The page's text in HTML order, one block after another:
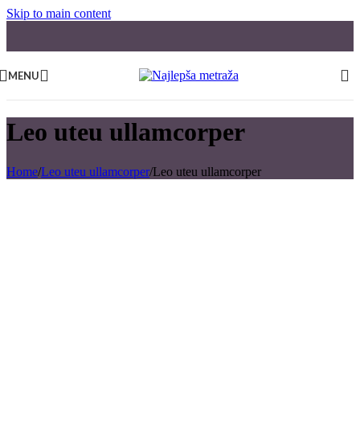
Skip to main content
MENU
Leo uteu ullamcorper
Home/Leo uteu ullamcorper/Leo uteu ullamcorper